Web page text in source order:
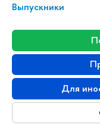
Выпускники
Для